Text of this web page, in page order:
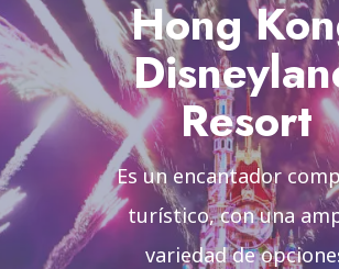
Hong
Resort
Es un encantador
turístico, con una
variedad de